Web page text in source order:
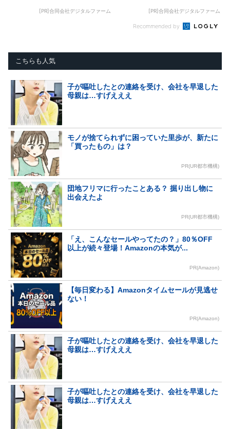
[PR]合同会社デジタルファーム [PR]合同会社デジタルファーム
Recommended by
こちらも人気
子が嘔吐したとの連絡を受け、会社を早退した
母親は…すげえええ
モノが捨てられずに困っていた里歩が、新たに
「買ったもの」は？
PR(UR都市機構)
団地フリマに行ったことある？ 掘り出し物に
出会えたよ
PR(UR都市機構)
「え、こんなセールやってたの？」80％OFF
以上が続々登場！Amazonの本気が...
PR(Amazon)
【毎日変わる】Amazonタイムセールが見逃せ
ない！
PR(Amazon)
子が嘔吐したとの連絡を受け、会社を早退した
母親は…すげえええ
子が嘔吐したとの連絡を受け、会社を早退した
母親は…すげえええ